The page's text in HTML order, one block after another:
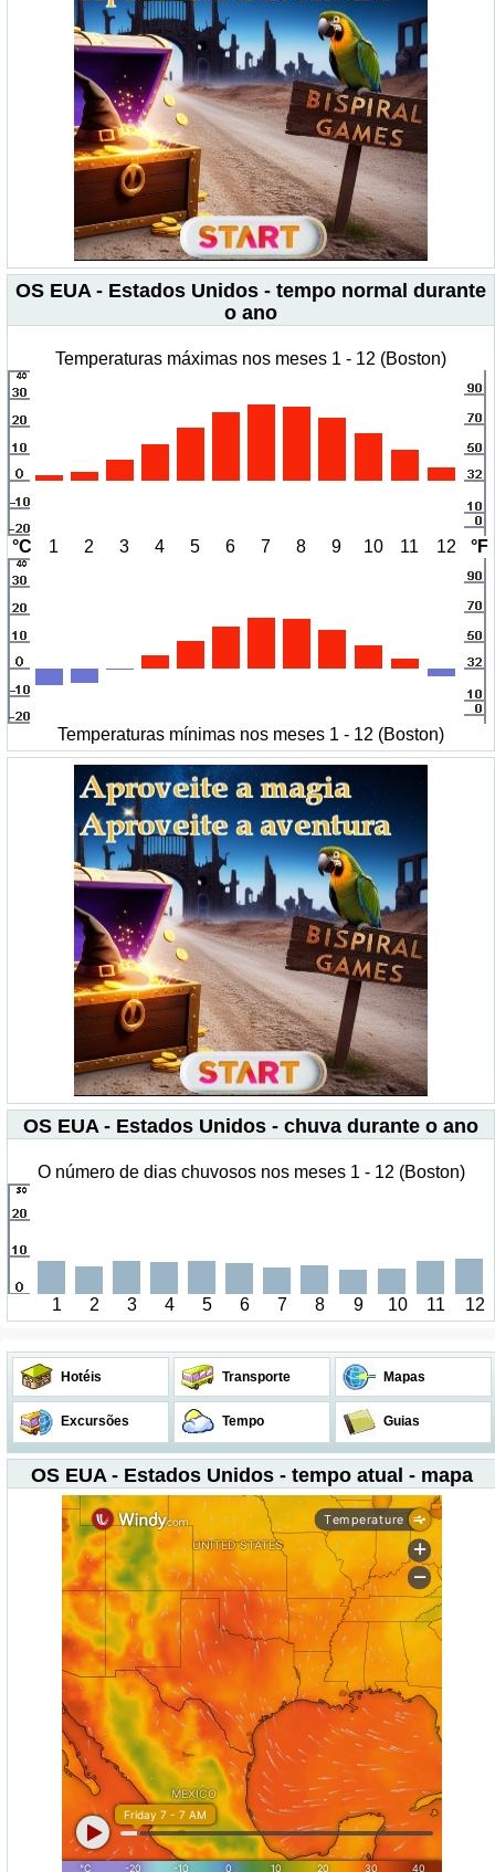
OS EUA - Estados Unidos - tempo normal durante
o ano
Temperaturas máximas nos meses 1 - 12 (Boston)
°C 1 2 3 4 5 6 7 8 9 10 11 12 °F
Temperaturas mínimas nos meses 1 - 12 (Boston)
OS EUA - Estados Unidos - chuva durante o ano
O número de dias chuvosos nos meses 1 - 12 (Boston)
1 2 3 4 5 6 7 8 9 10 11 12
Hotéis Transporte Mapas
Excursões Tempo Guias
OS EUA - Estados Unidos - tempo atual - mapa